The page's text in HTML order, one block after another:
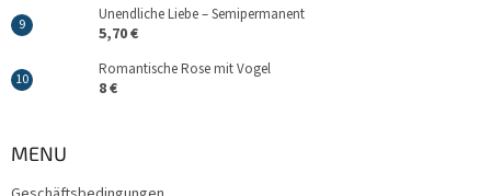
Unendliche Liebe – Semipermanent
5,70 €
Romantische Rose mit Vogel
8 €
MENU